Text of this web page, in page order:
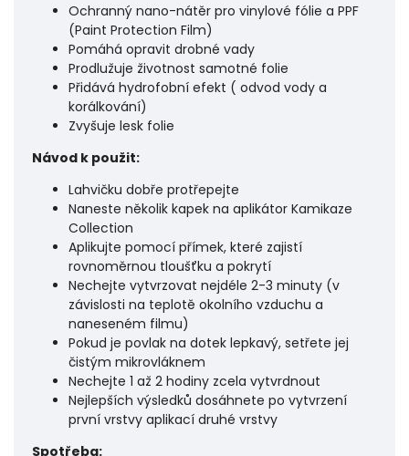
Ochranný nano-nátěr pro vinylové fólie a PPF
(Paint Protection Film)
Pomáhá opravit drobné vady
Prodlužuje životnost samotné folie
Přidává hydrofobní efekt ( odvod vody a
korálkování)
Zvyšuje lesk folie
Návod k použit:
Lahvičku dobře protřepejte
Naneste několik kapek na aplikátor Kamikaze
Collection
Aplikujte pomocí přímek, které zajistí
rovnoměrnou tloušťku a pokrytí
Nechejte vytvrzovat nejdéle 2-3 minuty (v
závislosti na teplotě okolního vzduchu a
naneseném filmu)
Pokud je povlak na dotek lepkavý, setřete jej
čistým mikrovláknem
Nechejte 1 až 2 hodiny zcela vytvrdnout
Nejlepších výsledků dosáhnete po vytvrzení
první vrstvy aplikací druhé vrstvy
Spotřeba: